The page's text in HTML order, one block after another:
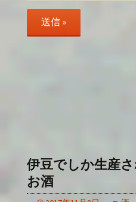
伊豆でしか生産
お酒